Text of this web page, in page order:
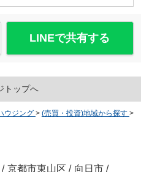
LINEで共有する
トップへ
ウジング > (売買・投資)地域から探す >
/ 京都市東山区 / 向日市 /